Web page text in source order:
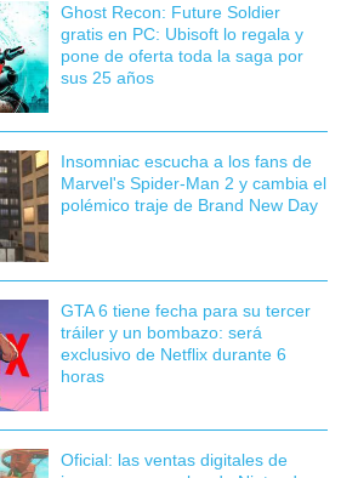
Ghost Recon: Future Soldier
gratis en PC: Ubisoft lo regala y
pone de oferta toda la saga por
sus 25 años
Insomniac escucha a los fans de
Marvel's Spider-Man 2 y cambia el
polémico traje de Brand New Day
GTA 6 tiene fecha para su tercer
tráiler y un bombazo: será
exclusivo de Netflix durante 6
horas
Oficial: las ventas digitales de